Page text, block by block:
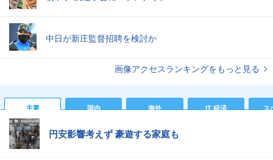
中日が新庄監督招聘を検討か
画像アクセスランキングをもっと見る
主要 国内 海外 IT 経済 ス
円安影響考えず 豪遊する家庭も